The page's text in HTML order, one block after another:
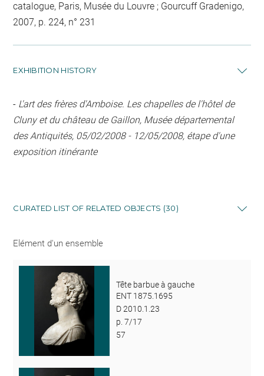
catalogue, Paris, Musée du Louvre ; Gourcuff Gradenigo,
2007, p. 224, n° 231
EXHIBITION HISTORY
- L'art des frères d'Amboise. Les chapelles de l'hôtel de
Cluny et du château de Gaillon, Musée départemental
des Antiquités, 05/02/2008 - 12/05/2008, étape d'une
exposition itinérante
CURATED LIST OF RELATED OBJECTS (30)
Elément d'un ensemble
Tête barbue à gauche
ENT 1875.1695
D 2010.1.23
p. 7/17
57